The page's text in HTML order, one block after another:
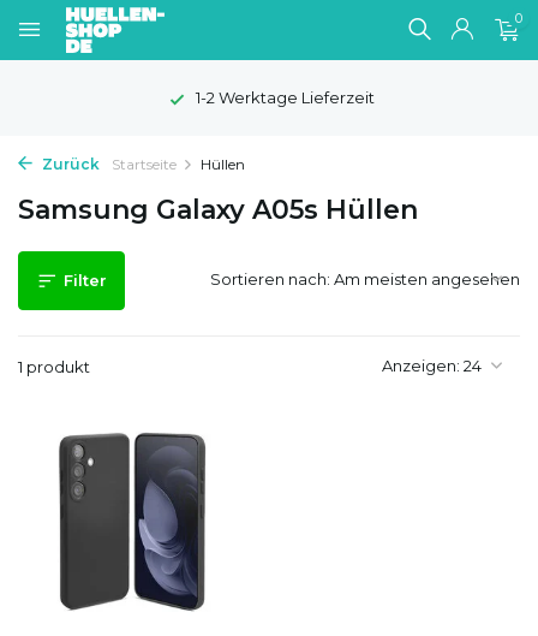
0
1-2 Werktage Lieferzeit
Zurück Startseite Hüllen
Samsung Galaxy A05s Hüllen
Filter
1 produkt Anzeigen:
Sortieren nach: